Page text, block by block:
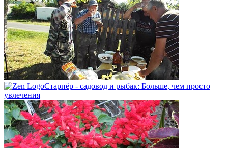
Старпёр - садовод и рыбак: Больше, чем просто
увлечения